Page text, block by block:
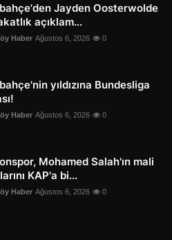
Jayden Oosterwolde
açıklam...
Haber Ağustos 6, 2026 0
yıldızına Bundesliga
Haber Ağustos 6, 2026 0
Mohamed Salah'ın mali
KAP'a bi...
Haber Ağustos 6, 2026 0